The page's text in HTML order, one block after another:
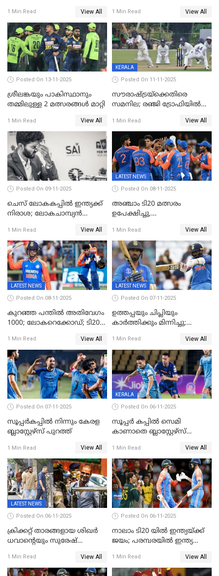
പുറത്ത്; ബുമ്രയ്ക്ക് അഞ്ച്
വിക്കറ്റ്
1 Min Read View All 1 Min Read View All
Posted On 13-11-2025
ശ്രീലങ്കയും പാകിസ്ഥാനും
തമ്മിലുള്ള 2 മത്സരങ്ങള്‍ മാറ്റി
1 Min Read View All
KERALA
Posted On 11-11-2025
സൗരാഷ്ട്രയ്‌ക്കെതിരെ
സമനില; രഞ്ജി ട്രോഫിയിൽ
1 Min Read View All
Posted On 09-11-2025
ചെസ് ലോകകപ്പില്‍ ഇന്ത്യക്ക്
നിരാശ; ലോകചാമ്പ്യന്‍
1 Min Read View All
LATEST NEWS
Posted On 08-11-2025
അഞ്ചാം ടി20 മത്സരം
ഉപേക്ഷിച്ചു,
ജയിച്ച് ഇന്ത്യ
1 Min Read View All
LATEST NEWS
Posted On 08-11-2025
കുറഞ്ഞ പന്തിൽ അതിവേഗം
1000; ലോകറെക്കോഡ്; ടി20
അപൂര്‍വനേട്ടവുമായി
അഭിഷേക് ശർമ
1 Min Read View All
LATEST NEWS
Posted On 07-11-2025
ഉത്തപ്പയും ചിപ്ലിയും
കാർത്തിക്കും മിന്നിച്ചു;
ഇന്ത്യ; ഹോങ്കോങ് സിക്സസ്
ക്രിക്കറ്റ് ടൂർണമെന്റിൽ ജയം
1 Min Read View All
Posted On 07-11-2025
സൂപ്പര്‍കപ്പില്‍ നിന്നും കേരള
ബ്ലാസ്റ്റേഴ്‌സ് പുറത്ത്
1 Min Read View All
KERALA
Posted On 06-11-2025
സൂപ്പർ കപ്പിൽ സെമി
കാണാതെ ബ്ലാസ്റ്റേഴ്സ്
1 Min Read View All
LATEST NEWS
Posted On 06-11-2025
ക്രിക്കറ്റ് താരങ്ങളായ ശിഖർ
ധവാന്‍റെയും സുരേഷ്
കണ്ടുകെട്ടി
1 Min Read View All
Posted On 06-11-2025
നാലാം ടി20 യില്‍ ഇന്ത്യയ്ക്ക്
ജയം; പരമ്പരയിൽ ഇന്ത്യ
1 Min Read View All